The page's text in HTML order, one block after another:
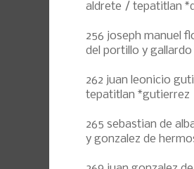
aldrete / tepatitlan
256 joseph manuel
del portillo y
262 juan leonicio
tepatitlan *gutierrez
265 sebastian de
y gonzalez de